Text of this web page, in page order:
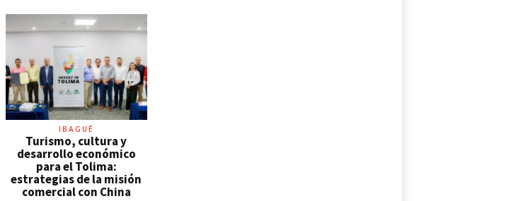
IBAGUÉ
Turismo, cultura y
desarrollo económico
para el Tolima:
estrategias de la misión
comercial con China